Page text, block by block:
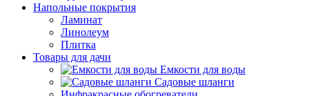
Напольные покрытия
Ламинат
Линолеум
Плитка
Товары для дачи
Емкости для воды
Садовые шланги